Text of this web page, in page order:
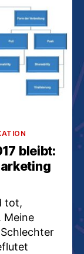
bleibt:
tot,
Meine